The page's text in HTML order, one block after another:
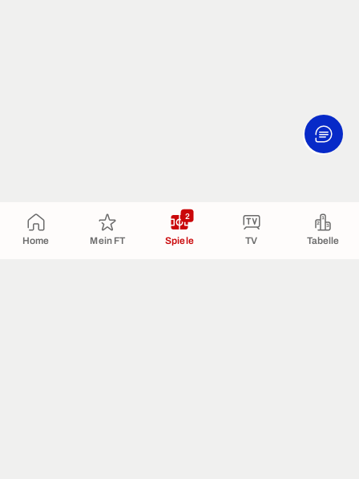
Home Mein FT Spiele
2
TV Tabelle